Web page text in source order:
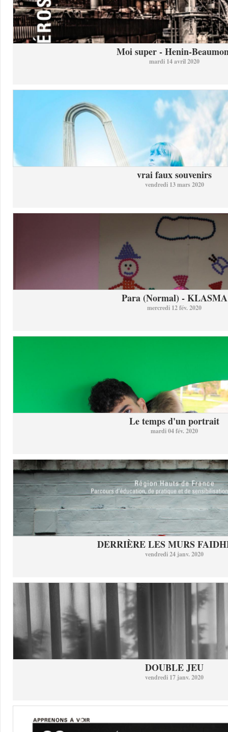
Moi super - Henin-
mardi 14 avril 2020
vrai faux souvenirs
vendredi 13 mars 2020
Para (Normal) - KLASMA
mercredi 12 fév. 2020
Le temps d'un portrait
mardi 04 fév. 2020
DERRIÈRE LES MURS
vendredi 24 janv. 2020
DOUBLE JEU
vendredi 17 janv. 2020